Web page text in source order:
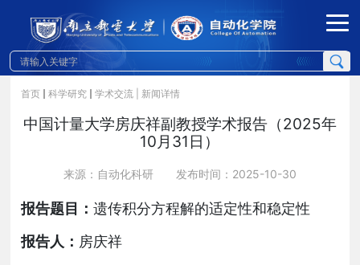
首页 科学研究 学术交流 | 新闻详情
中国计量大学房庆祥副教授学术报告（2025年
10月31日）
来源：自动化科研 发布时间：2025-10-30
报告题目：遗传积分方程解的适定性和稳定性
报告人： 房庆祥